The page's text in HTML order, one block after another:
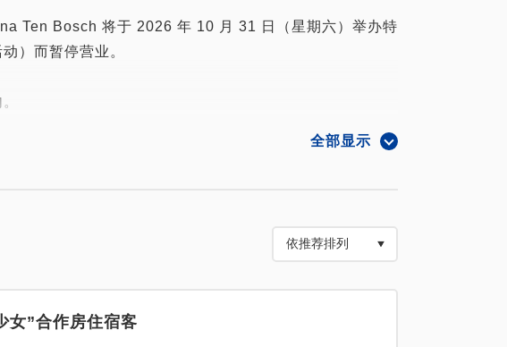
Ten Bosch 将于 2026 年 10 月 31 日（星期六）举办特
）而暂停营业。
Bosch 的营业时间和闭馆日期的详细信息，请查看
，则无法享受其他优惠。
全部显示
女”合作房住宿客